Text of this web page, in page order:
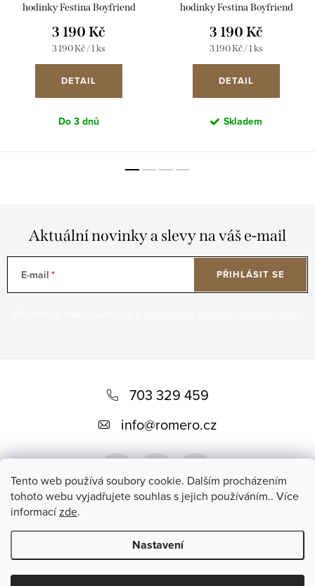
Tento web používá soubory cookie. Dalším procházením
tohoto webu vyjadřujete souhlas s jejich používáním.. Více
informacízde.
Nastavení
hodinky Festina Boyfriend
3 190 Kč
Měrná
3 190 Kč / 1 ks
DETAIL
Do 3 dnů
hodinky Festina Boyfriend
3 190 Kč
Měrná
3 190 Kč / 1 ks
DETAIL
Skladem
Aktuální novinky a slevy na váš e-mail
E-mail PŘIHLÁSIT SE
t
703 329 459
info@romero.cz
Přijímáme online platby
Copyright 2026Romero. Všechna práva vyhrazena.